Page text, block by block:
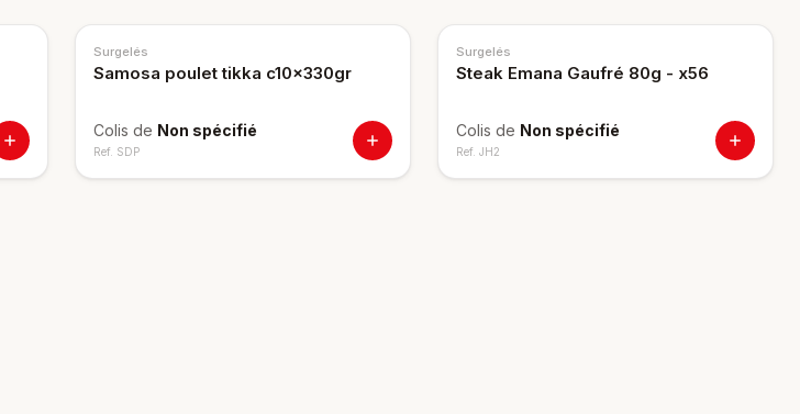
Surgelés
Samosa poulet tikka c10x330gr
Colis de Non spécifié
Ref. SDP
Surgelés
Steak Emana Gaufré 80g - x56
Colis de Non spécifié
Ref. JH2